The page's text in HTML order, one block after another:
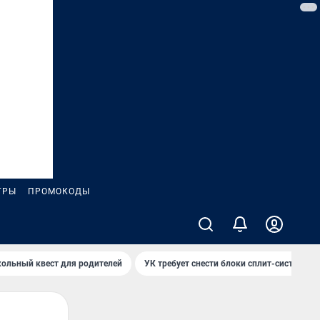
ПРОМОКОДЫ
квест для родителей УК требует снести блоки сплит-систем